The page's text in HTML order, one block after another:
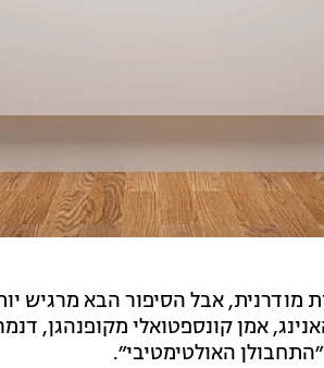
מודרנית, אבל הסיפור הבא מרגיש
אמן קונספטואלי מקופנהגן,
האולטימטיבי״.